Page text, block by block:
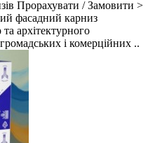
Прорахувати / Замовити >
фасадний карниз
архітектурного
і комерційних ..